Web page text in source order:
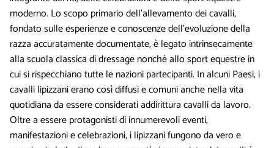
moderno. Lo scopo primario dell’allevamento dei cavalli,
fondato sulle esperienze e conoscenze dell’evoluzione della
razza accuratamente documentate, è legato intrinsecamente
alla scuola classica di dressage nonché allo sport equestre in
cui si rispecchiano tutte le nazioni partecipanti. In alcuni Paesi, i
cavalli lipizzani erano così diffusi e comuni anche nella vita
quotidiana da essere considerati addirittura cavalli da lavoro.
Oltre a essere protagonisti di innumerevoli eventi,
manifestazioni e celebrazioni, i lipizzani fungono da vero e